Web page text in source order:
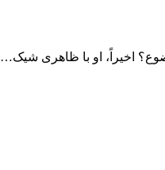
اخیراً، او با ظاهری شیک…